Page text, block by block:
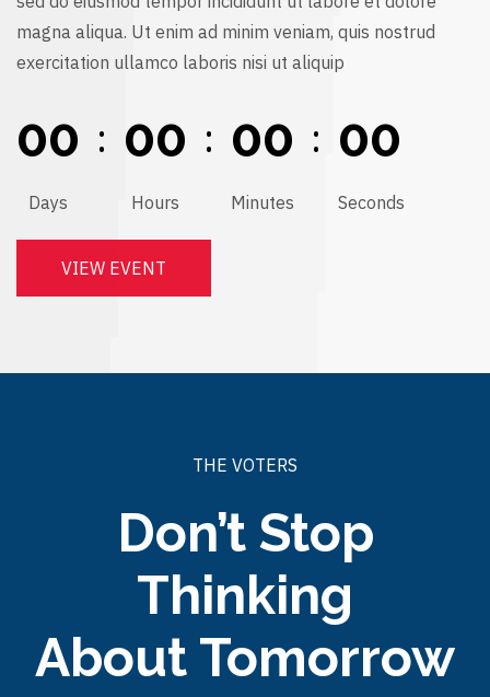
magna aliqua. Ut enim ad minim veniam, quis nostrud
exercitation ullamco laboris nisi ut aliquip
00
Days
: 00
Hours
: 00
Minutes
: 00
Seconds
VIEW EVENT
THE VOTERS
Don’t Stop
Thinking
About Tomorrow